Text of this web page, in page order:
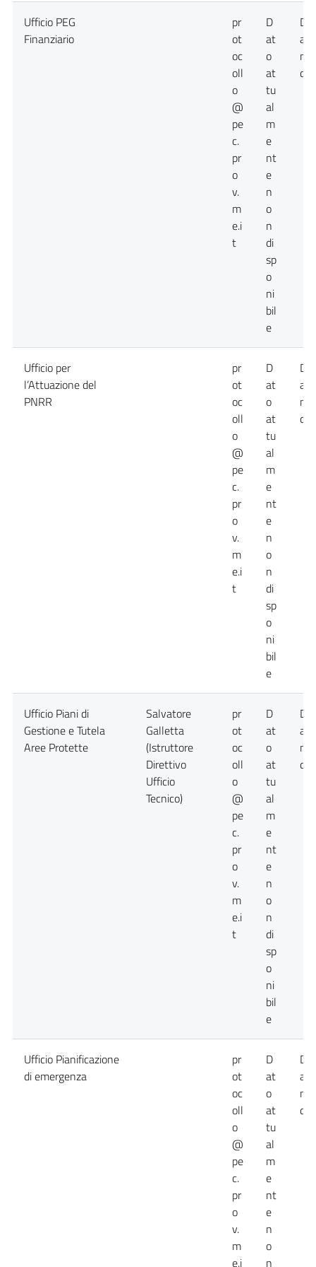
Ufficio PEG
Finanziario
pr
ot
oc
oll
o
@
pe
c.
pr
o
v.
m
e.i
t
D
at
o
at
tu
al
m
e
nt
e
n
o
n
di
sp
o
ni
bil
e
Ufficio per
l’Attuazione del
PNRR
pr
ot
oc
oll
o
@
pe
c.
pr
o
v.
m
e.i
t
D
at
o
at
tu
al
m
e
nt
e
n
o
n
di
sp
o
ni
bil
e
Ufficio Piani di
Gestione e Tutela
Aree Protette
Salvatore
Galletta
(Istruttore
Direttivo
Ufficio
Tecnico)
pr
ot
oc
oll
o
@
pe
c.
pr
o
v.
m
e.i
t
D
at
o
at
tu
al
m
e
nt
e
n
o
n
di
sp
o
ni
bil
e
Ufficio Pianificazione
di emergenza
pr
ot
oc
oll
o
@
pe
c.
pr
o
v.
m
e.i
D
at
o
at
tu
al
m
e
nt
e
n
o
n